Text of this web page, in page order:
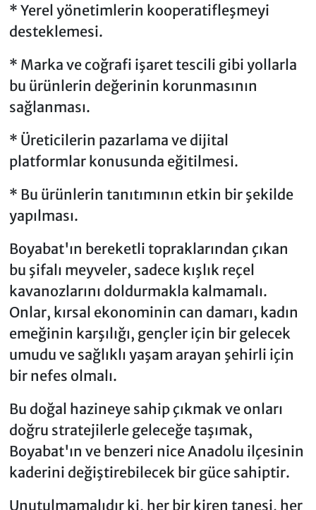
* Yerel yönetimlerin kooperatifleşmeyi
desteklemesi.
* Marka ve coğrafi işaret tescili gibi yollarla
bu ürünlerin değerinin korunmasının
sağlanması.
* Üreticilerin pazarlama ve dijital
platformlar konusunda eğitilmesi.
* Bu ürünlerin tanıtımının etkin bir şekilde
yapılması.
Boyabat'ın bereketli topraklarından çıkan
bu şifalı meyveler, sadece kışlık reçel
kavanozlarını doldurmakla kalmamalı.
Onlar, kırsal ekonominin can damarı, kadın
emeğinin karşılığı, gençler için bir gelecek
umudu ve sağlıklı yaşam arayan şehirli için
bir nefes olmalı.
Bu doğal hazineye sahip çıkmak ve onları
doğru stratejilerle geleceğe taşımak,
Boyabat'ın ve benzeri nice Anadolu ilçesinin
kaderini değiştirebilecek bir güce sahiptir.
Unutulmamalıdır ki, her bir kiren tanesi, her